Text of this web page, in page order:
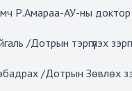
Р.Амараа-АУ-ны доктор
/Дотрын тэргүүлэх
/Дотрын Зөвлөх